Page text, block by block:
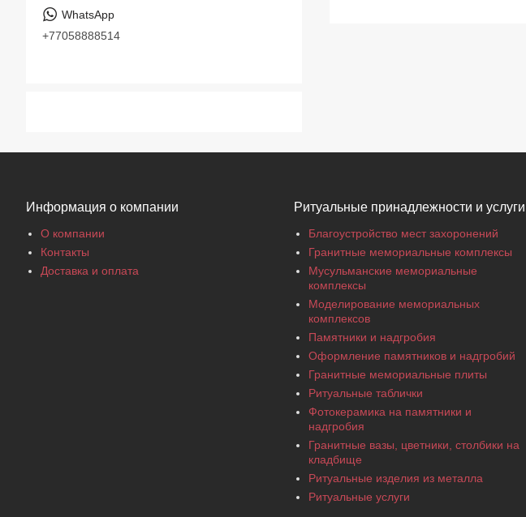
+77058888514
Информация о компании
О компании
Контакты
Доставка и оплата
Ритуальные принадлежности и услуги
Благоустройство мест захоронений
Гранитные мемориальные комплексы
Мусульманские мемориальные
комплексы
Моделирование мемориальных
комплексов
Памятники и надгробия
Оформление памятников и надгробий
Гранитные мемориальные плиты
Ритуальные таблички
Фотокерамика на памятники и
надгробия
Гранитные вазы, цветники, столбики на
кладбище
Ритуальные изделия из металла
Ритуальные услуги